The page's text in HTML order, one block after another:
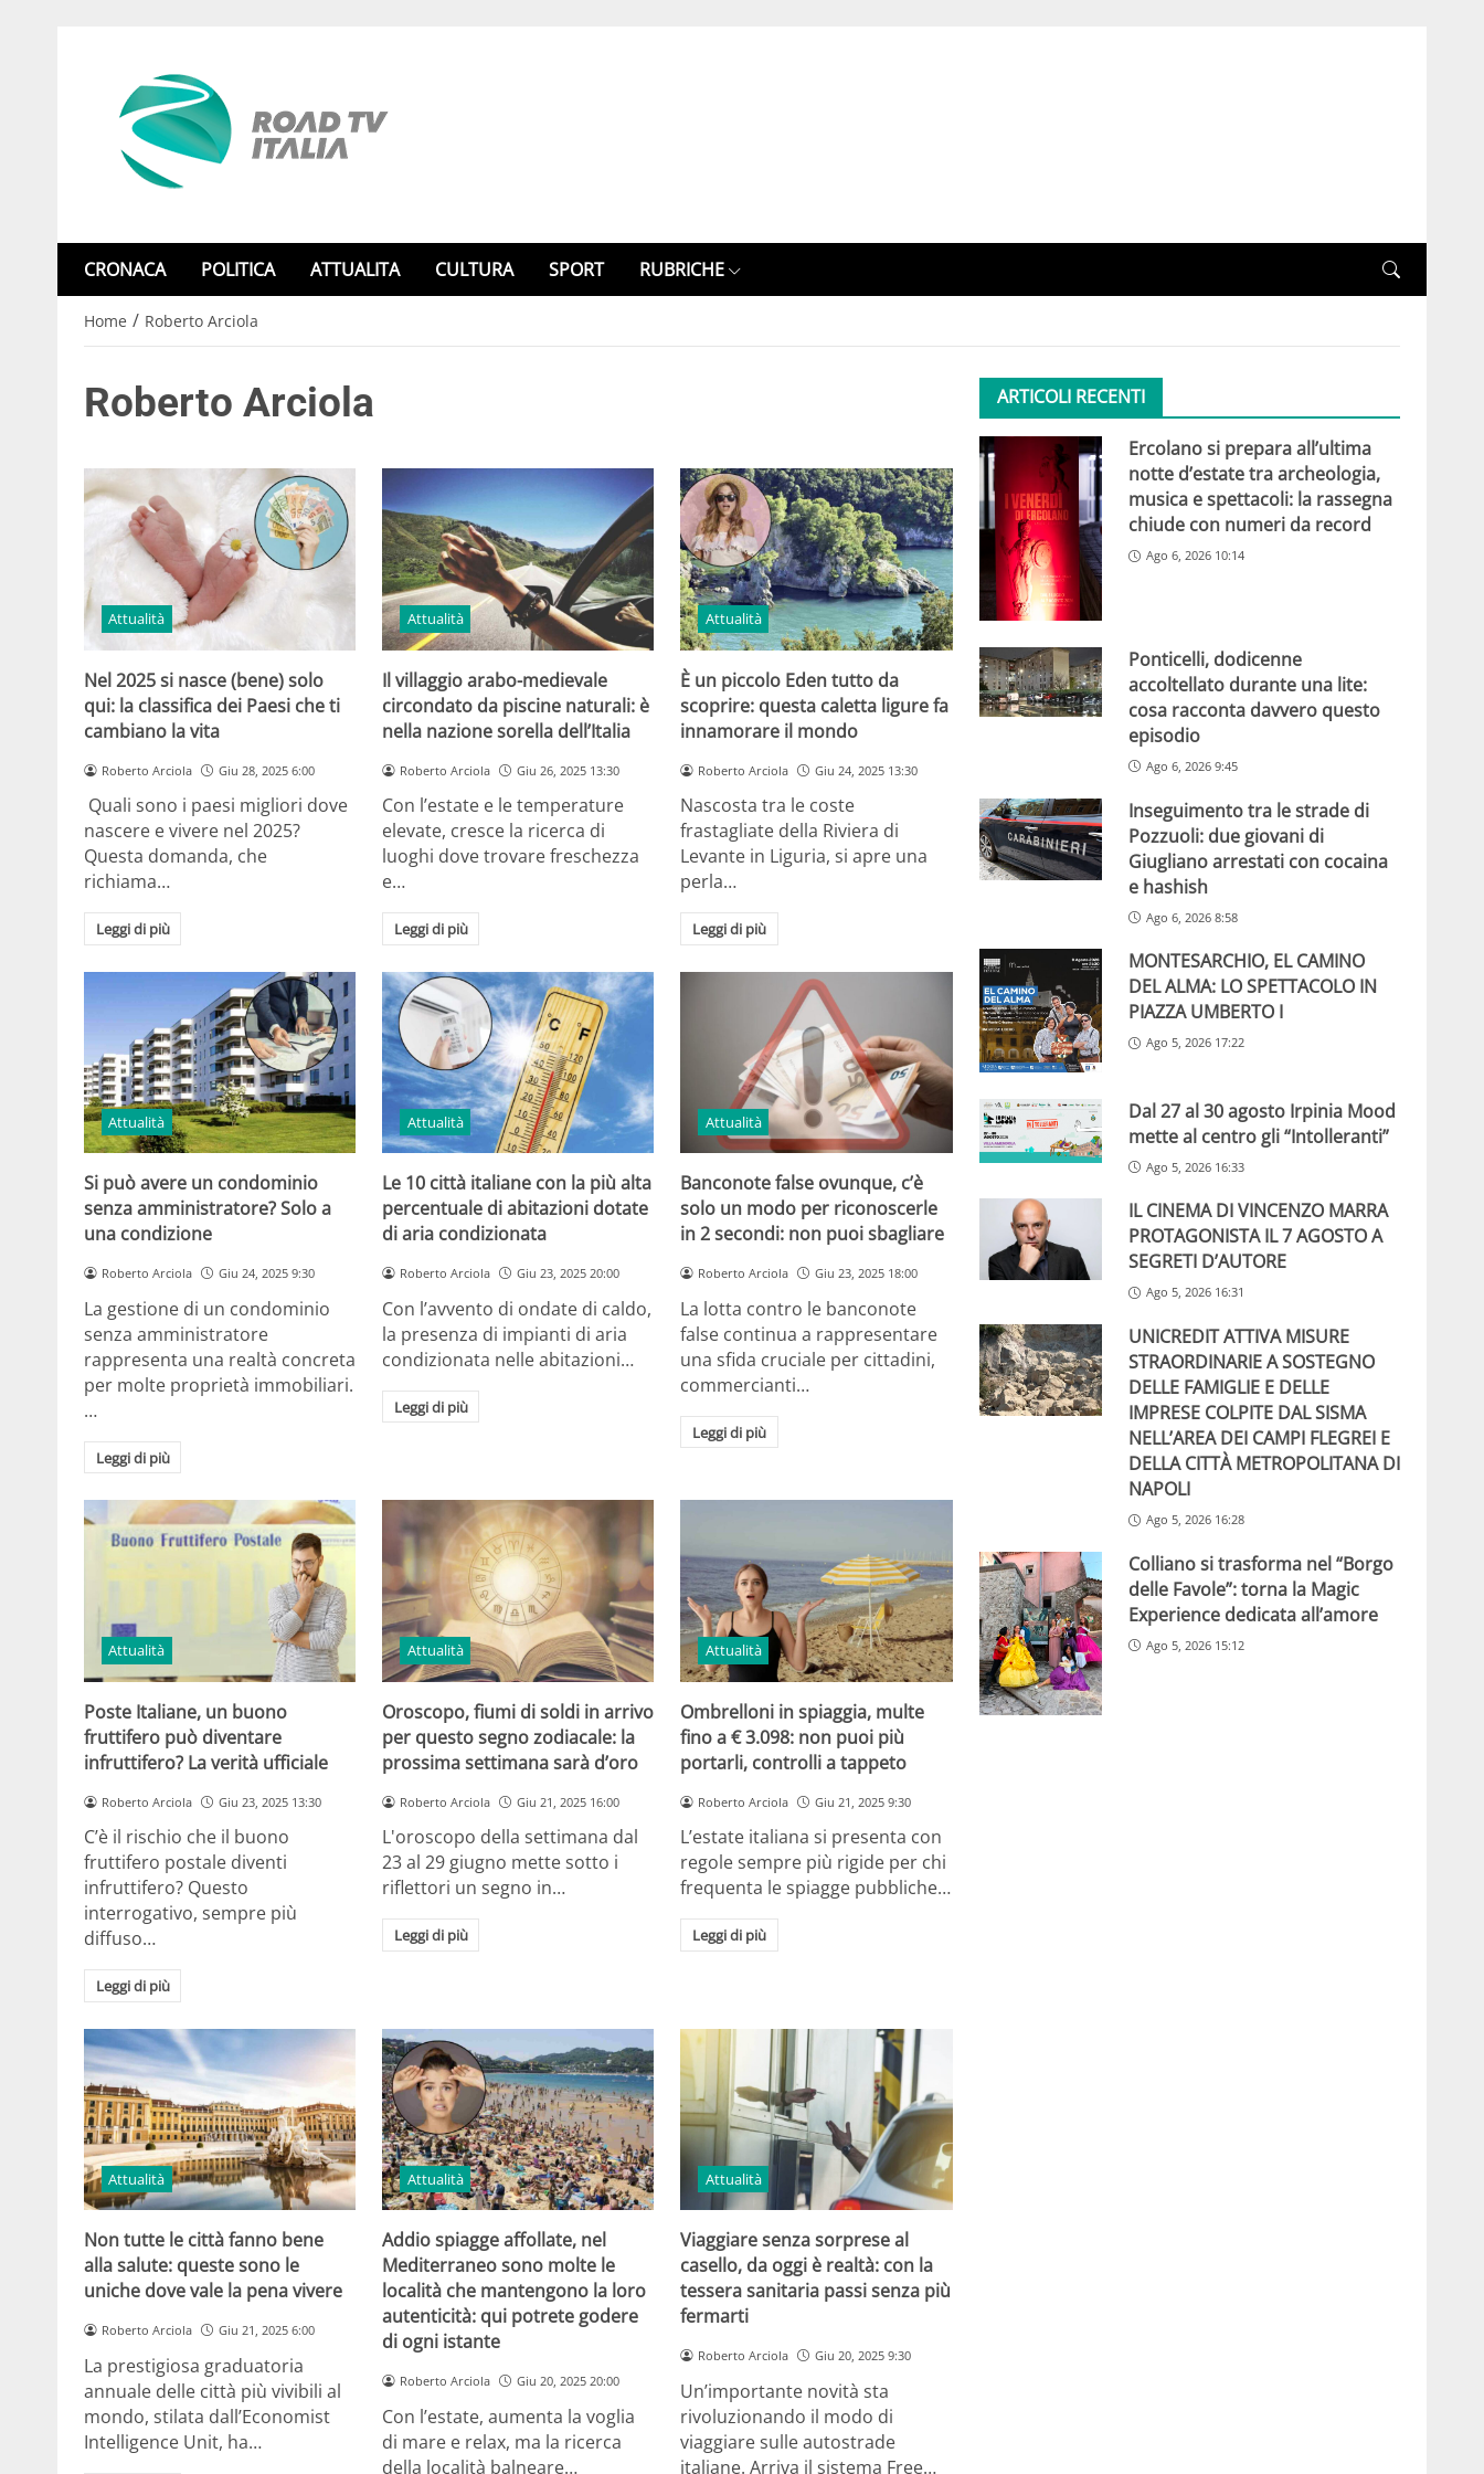
CRONACA POLITICA ATTUALITA CULTURA SPORT RUBRICHE
Home / Roberto Arciola
Roberto Arciola
Attualità
Nel 2025 si nasce (bene) solo
qui: la classifica dei Paesi che ti
cambiano la vita
Roberto Arciola Giu 28, 2025 6:00
Quali sono i paesi migliori dove
nascere e vivere nel 2025?
Questa domanda, che
richiama…
Leggi di più
Attualità
Il villaggio arabo-medievale
circondato da piscine naturali: è
nella nazione sorella dell’Italia
Roberto Arciola Giu 26, 2025 13:30
Con l’estate e le temperature
elevate, cresce la ricerca di
luoghi dove trovare freschezza
e…
Leggi di più
Attualità
È un piccolo Eden tutto da
scoprire: questa caletta ligure fa
innamorare il mondo
Roberto Arciola Giu 24, 2025 13:30
Nascosta tra le coste
frastagliate della Riviera di
Levante in Liguria, si apre una
perla…
Leggi di più
Attualità
Si può avere un condominio
senza amministratore? Solo a
una condizione
Roberto Arciola Giu 24, 2025 9:30
La gestione di un condominio
senza amministratore
rappresenta una realtà concreta
per molte proprietà immobiliari.
…
Leggi di più
Attualità
Le 10 città italiane con la più alta
percentuale di abitazioni dotate
di aria condizionata
Roberto Arciola Giu 23, 2025 20:00
Con l’avvento di ondate di caldo,
la presenza di impianti di aria
condizionata nelle abitazioni…
Leggi di più
Attualità
Banconote false ovunque, c’è
solo un modo per riconoscerle
in 2 secondi: non puoi sbagliare
Roberto Arciola Giu 23, 2025 18:00
La lotta contro le banconote
false continua a rappresentare
una sfida cruciale per cittadini,
commercianti…
Leggi di più
Attualità
Poste Italiane, un buono
fruttifero può diventare
infruttifero? La verità ufficiale
Roberto Arciola Giu 23, 2025 13:30
C’è il rischio che il buono
fruttifero postale diventi
infruttifero? Questo
interrogativo, sempre più
diffuso…
Leggi di più
Attualità
Oroscopo, fiumi di soldi in arrivo
per questo segno zodiacale: la
prossima settimana sarà d’oro
Roberto Arciola Giu 21, 2025 16:00
L'oroscopo della settimana dal
23 al 29 giugno mette sotto i
riflettori un segno in…
Leggi di più
Attualità
Ombrelloni in spiaggia, multe
fino a € 3.098: non puoi più
portarli, controlli a tappeto
Roberto Arciola Giu 21, 2025 9:30
L’estate italiana si presenta con
regole sempre più rigide per chi
frequenta le spiagge pubbliche…
Leggi di più
Attualità
Non tutte le città fanno bene
alla salute: queste sono le
uniche dove vale la pena vivere
Roberto Arciola Giu 21, 2025 6:00
La prestigiosa graduatoria
annuale delle città più vivibili al
mondo, stilata dall’Economist
Intelligence Unit, ha…
Attualità
Addio spiagge affollate, nel
Mediterraneo sono molte le
località che mantengono la loro
autenticità: qui potrete godere
di ogni istante
Roberto Arciola Giu 20, 2025 20:00
Con l’estate, aumenta la voglia
di mare e relax, ma la ricerca
della località balneare…
Attualità
Viaggiare senza sorprese al
casello, da oggi è realtà: con la
tessera sanitaria passi senza più
fermarti
Roberto Arciola Giu 20, 2025 9:30
Un’importante novità sta
rivoluzionando il modo di
viaggiare sulle autostrade
italiane. Arriva il sistema Free…
ARTICOLI RECENTI
Ercolano si prepara all’ultima
notte d’estate tra archeologia,
musica e spettacoli: la rassegna
chiude con numeri da record
Ago 6, 2026 10:14
Ponticelli, dodicenne
accoltellato durante una lite:
cosa racconta davvero questo
episodio
Ago 6, 2026 9:45
Inseguimento tra le strade di
Pozzuoli: due giovani di
Giugliano arrestati con cocaina
e hashish
Ago 6, 2026 8:58
MONTESARCHIO, EL CAMINO
DEL ALMA: LO SPETTACOLO IN
PIAZZA UMBERTO I
Ago 5, 2026 17:22
Dal 27 al 30 agosto Irpinia Mood
mette al centro gli “Intolleranti”
Ago 5, 2026 16:33
IL CINEMA DI VINCENZO MARRA
PROTAGONISTA IL 7 AGOSTO A
SEGRETI D’AUTORE
Ago 5, 2026 16:31
UNICREDIT ATTIVA MISURE
STRAORDINARIE A SOSTEGNO
DELLE FAMIGLIE E DELLE
IMPRESE COLPITE DAL SISMA
NELL’AREA DEI CAMPI FLEGREI E
DELLA CITTÀ METROPOLITANA DI
NAPOLI
Ago 5, 2026 16:28
Colliano si trasforma nel “Borgo
delle Favole”: torna la Magic
Experience dedicata all’amore
Ago 5, 2026 15:12